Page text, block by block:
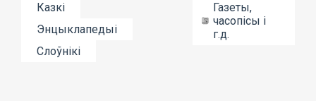
Казкі
Энцыклапедыі
Слоўнікі
Газеты,
часопісы і
г.д.